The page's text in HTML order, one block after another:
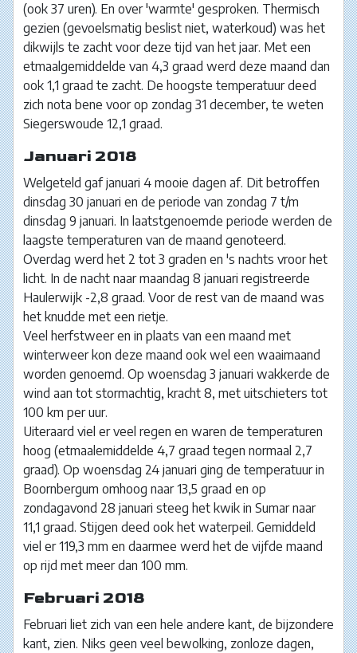
(ook 37 uren). En over 'warmte' gesproken. Thermisch
gezien (gevoelsmatig beslist niet, waterkoud) was het
dikwijls te zacht voor deze tijd van het jaar. Met een
etmaalgemiddelde van 4,3 graad werd deze maand dan
ook 1,1 graad te zacht. De hoogste temperatuur deed
zich nota bene voor op zondag 31 december, te weten
Siegerswoude 12,1 graad.
Januari 2018
Welgeteld gaf januari 4 mooie dagen af. Dit betroffen
dinsdag 30 januari en de periode van zondag 7 t/m
dinsdag 9 januari. In laatstgenoemde periode werden de
laagste temperaturen van de maand genoteerd.
Overdag werd het 2 tot 3 graden en 's nachts vroor het
licht. In de nacht naar maandag 8 januari registreerde
Haulerwijk -2,8 graad. Voor de rest van de maand was
het knudde met een rietje.
Veel herfstweer en in plaats van een maand met
winterweer kon deze maand ook wel een waaimaand
worden genoemd. Op woensdag 3 januari wakkerde de
wind aan tot stormachtig, kracht 8, met uitschieters tot
100 km per uur.
Uiteraard viel er veel regen en waren de temperaturen
hoog (etmaalemiddelde 4,7 graad tegen normaal 2,7
graad). Op woensdag 24 januari ging de temperatuur in
Boornbergum omhoog naar 13,5 graad en op
zondagavond 28 januari steeg het kwik in Sumar naar
11,1 graad. Stijgen deed ook het waterpeil. Gemiddeld
viel er 119,3 mm en daarmee werd het de vijfde maand
op rijd met meer dan 100 mm.
Februari 2018
Februari liet zich van een hele andere kant, de bijzondere
kant, zien. Niks geen veel bewolking, zonloze dagen,